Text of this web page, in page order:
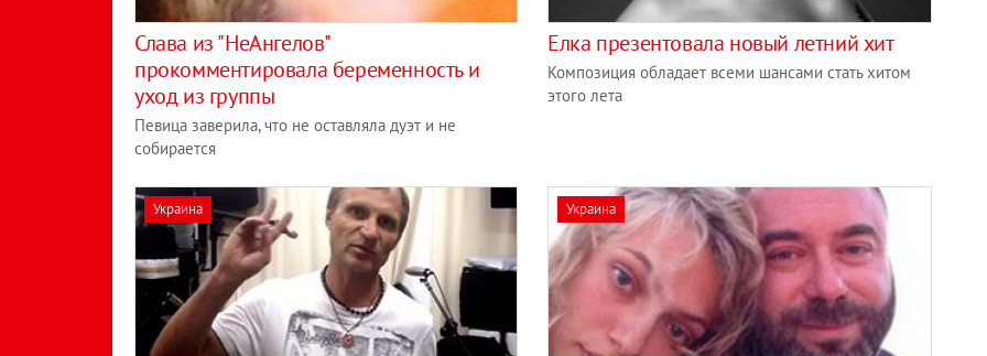
Слава из "НеАнгелов"
прокомментировала беременность и
уход из группы
Певица заверила, что не оставляла дуэт и не
собирается
Елка презентовала новый летний хит
Композиция обладает всеми шансами стать хитом
этого лета
Украина Украина